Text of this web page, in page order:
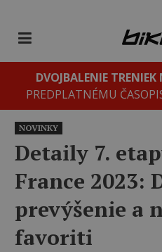
DVOJBALENIE TRENIEK
PREDPLATNÉMU
NOVINKY
Detaily 7.
France 2023:
prevýšenie a
favoriti